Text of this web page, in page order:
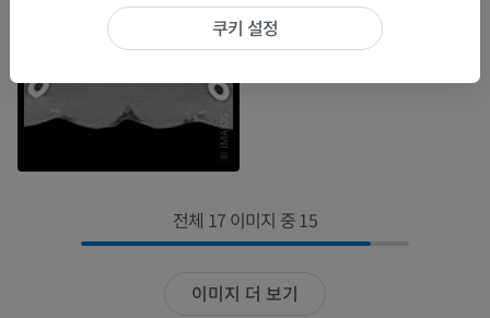
전체 17 이미지 중 15
이미지 더 보기
쿠키 설정